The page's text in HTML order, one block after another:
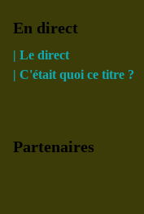
En direct
| Le direct
| C'était quoi ce titre ?
Partenaires